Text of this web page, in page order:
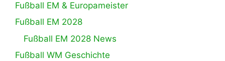
Fußball EM & Europameister
Fußball EM 2028
Fußball EM 2028 News
Fußball WM Geschichte